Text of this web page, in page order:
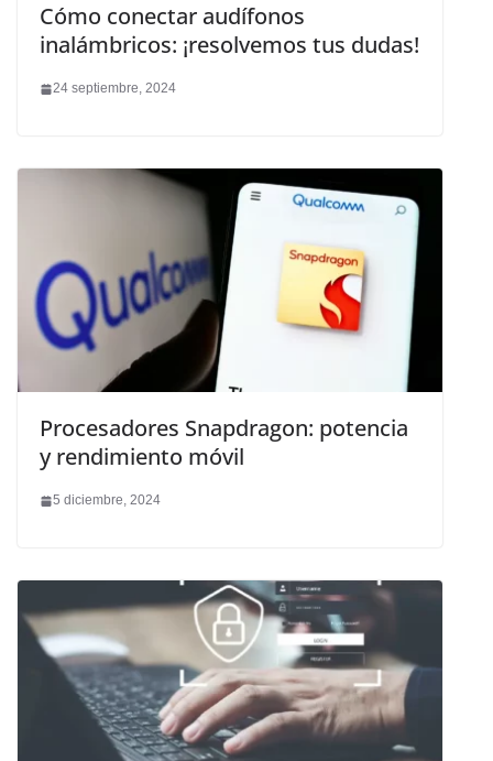
Cómo conectar audífonos
inalámbricos: ¡resolvemos tus dudas!
24 septiembre, 2024
Procesadores Snapdragon: potencia
y rendimiento móvil
5 diciembre, 2024